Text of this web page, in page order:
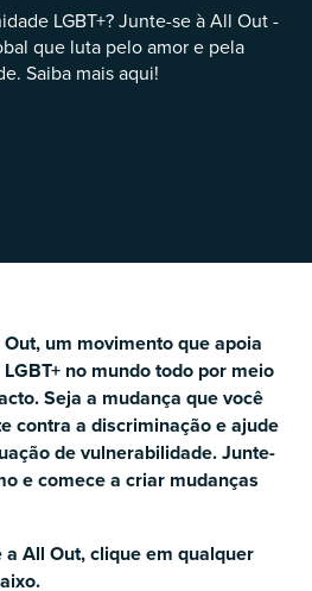
LGBT+? Junte-se à All Out -
que luta pelo amor e pela
Saiba mais aqui!
um movimento que apoia
no mundo todo por meio
Seja a mudança que você
contra a discriminação e ajude
de vulnerabilidade. Junte-
e comece a criar mudanças
All Out, clique em qualquer